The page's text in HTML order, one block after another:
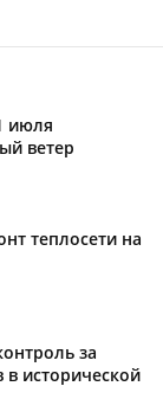
июля
ветер
теплосети на
за
исторической